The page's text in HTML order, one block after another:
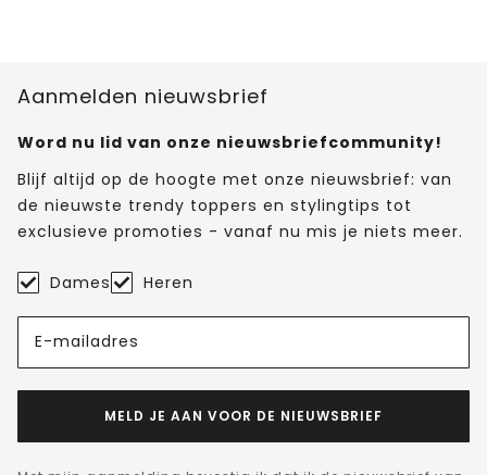
Aanmelden nieuwsbrief
Word nu lid van onze nieuwsbriefcommunity!
Blijf altijd op de hoogte met onze nieuwsbrief: van
de nieuwste trendy toppers en stylingtips tot
exclusieve promoties - vanaf nu mis je niets meer.
Dames Heren
E-mailadres
MELD JE AAN VOOR DE NIEUWSBRIEF